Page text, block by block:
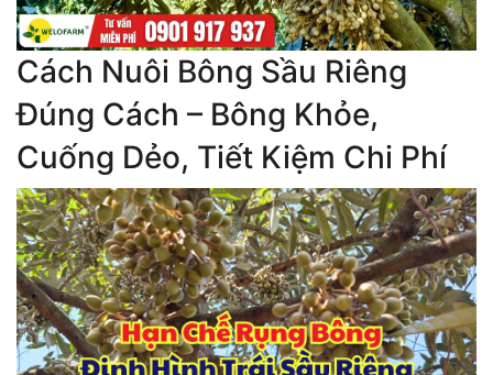
Cách Nuôi Bông Sầu Riêng
Đúng Cách – Bông Khỏe,
Cuống Dẻo, Tiết Kiệm Chi Phí